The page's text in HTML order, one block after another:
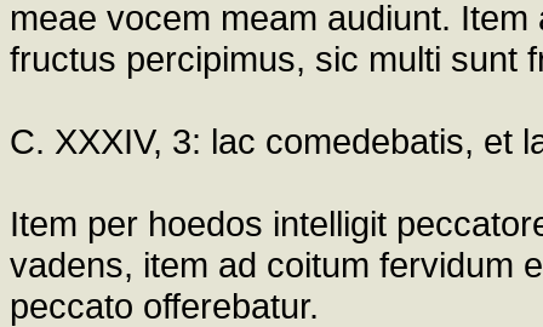
meae vocem meam audiunt.
fructus percipimus, sic multi sunt
C. XXXIV, 3: lac comedebatis, et
Item per hoedos intelligit
vadens, item ad coitum fervidum
peccato offerebatur.